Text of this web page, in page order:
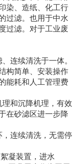
染、造纸、化工行
过滤。也用于中水
过滤。对于工业废
连续清洗于一体。
构简单、安装操作
能耗和人工管理费
和沉降机理，有效
在砂滤区进一步降
连续清洗，无需停
凝装置，进水